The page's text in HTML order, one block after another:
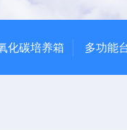
化碳培养箱 多功能